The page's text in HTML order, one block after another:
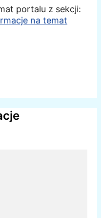
portalu z sekcji:
na temat